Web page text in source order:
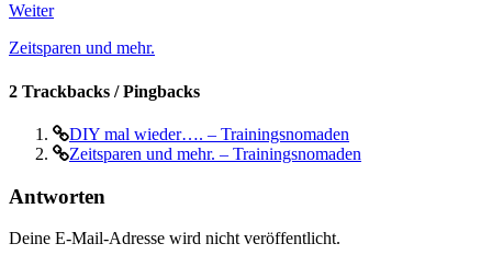
Weiter
Zeitsparen und mehr.
2 Trackbacks / Pingbacks
DIY mal wieder…. – Trainingsnomaden
Zeitsparen und mehr. – Trainingsnomaden
Antworten
Deine E-Mail-Adresse wird nicht veröffentlicht.